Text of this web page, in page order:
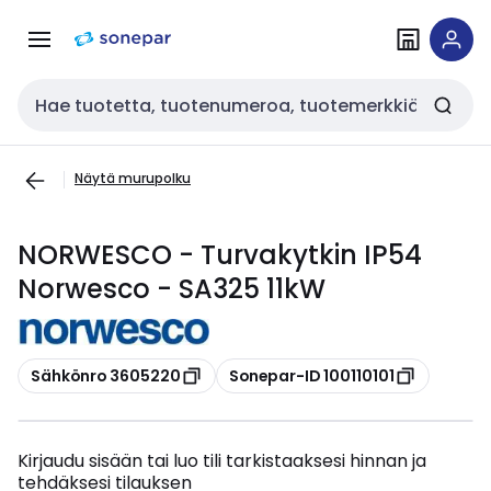
navigointiinsisältöön
Haku
Näytä murupolku
NORWESCO - Turvakytkin IP54
Norwesco - SA325 11kW
Kopioi
Sähkönro 3605220 Kopioi
Sonepar-ID 100110101
Kirjaudu sisään tai luo tili tarkistaaksesi hinnan ja
tehdäksesi tilauksen